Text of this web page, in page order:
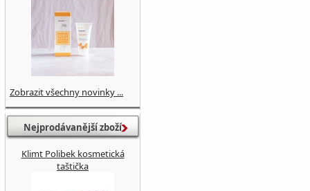
Zobrazit všechny novinky ...
Nejprodávanější zboží
Klimt Polibek kosmetická
taštička